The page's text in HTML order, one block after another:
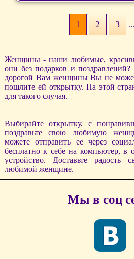
1 2 3 ...
Женщины - наши любимые,
они без подарков и
дорогой Вам женщины Вы не
пошлите ей открытку. На этой
для такого случая.
Выбирайте открытку, с
поздравьте свою любимую
можете отправить ее через
бесплатно к себе на компьютер, в
устройство. Доставьте радость
любимой женщине.
Мы в соц